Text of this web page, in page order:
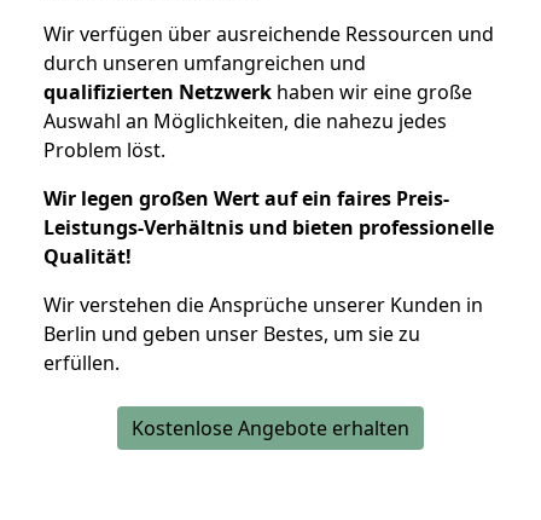
Wir verfügen über ausreichende Ressourcen und
durch unseren umfangreichen und
qualifizierten Netzwerk haben wir eine große
Auswahl an Möglichkeiten, die nahezu jedes
Problem löst.
Wir legen großen Wert auf ein faires Preis-
Leistungs-Verhältnis und bieten professionelle
Qualität!
Wir verstehen die Ansprüche unserer Kunden in
Berlin und geben unser Bestes, um sie zu
erfüllen.
Kostenlose Angebote erhalten